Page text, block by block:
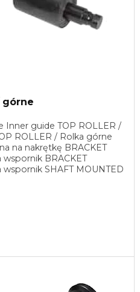
górne
Inner guide TOP ROLLER /
ROLLER / Rolka górne
na nakrętkę BRACKET
BRACKET
SHAFT MOUNTED